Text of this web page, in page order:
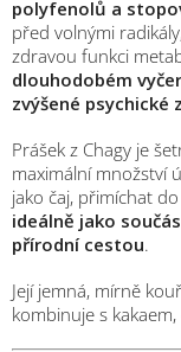
polyfenolů a
před volnými
zdravou funkci
dlouhodobém
zvýšené psychické
Prášek z Chagy je
maximální množství
jako čaj, přimíchat
ideálně jako
přírodní cestou.
Její jemná, mírně
kombinuje s